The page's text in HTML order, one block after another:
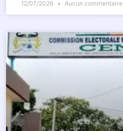
12/07/2026 Aucun commentaire